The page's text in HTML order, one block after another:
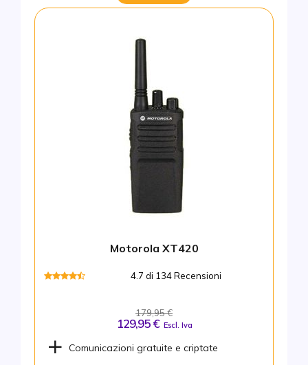
Motorola XT420
4.7 di 134 Recensioni
179,95 €
129,95 € Escl. Iva
Comunicazioni gratuite e criptate